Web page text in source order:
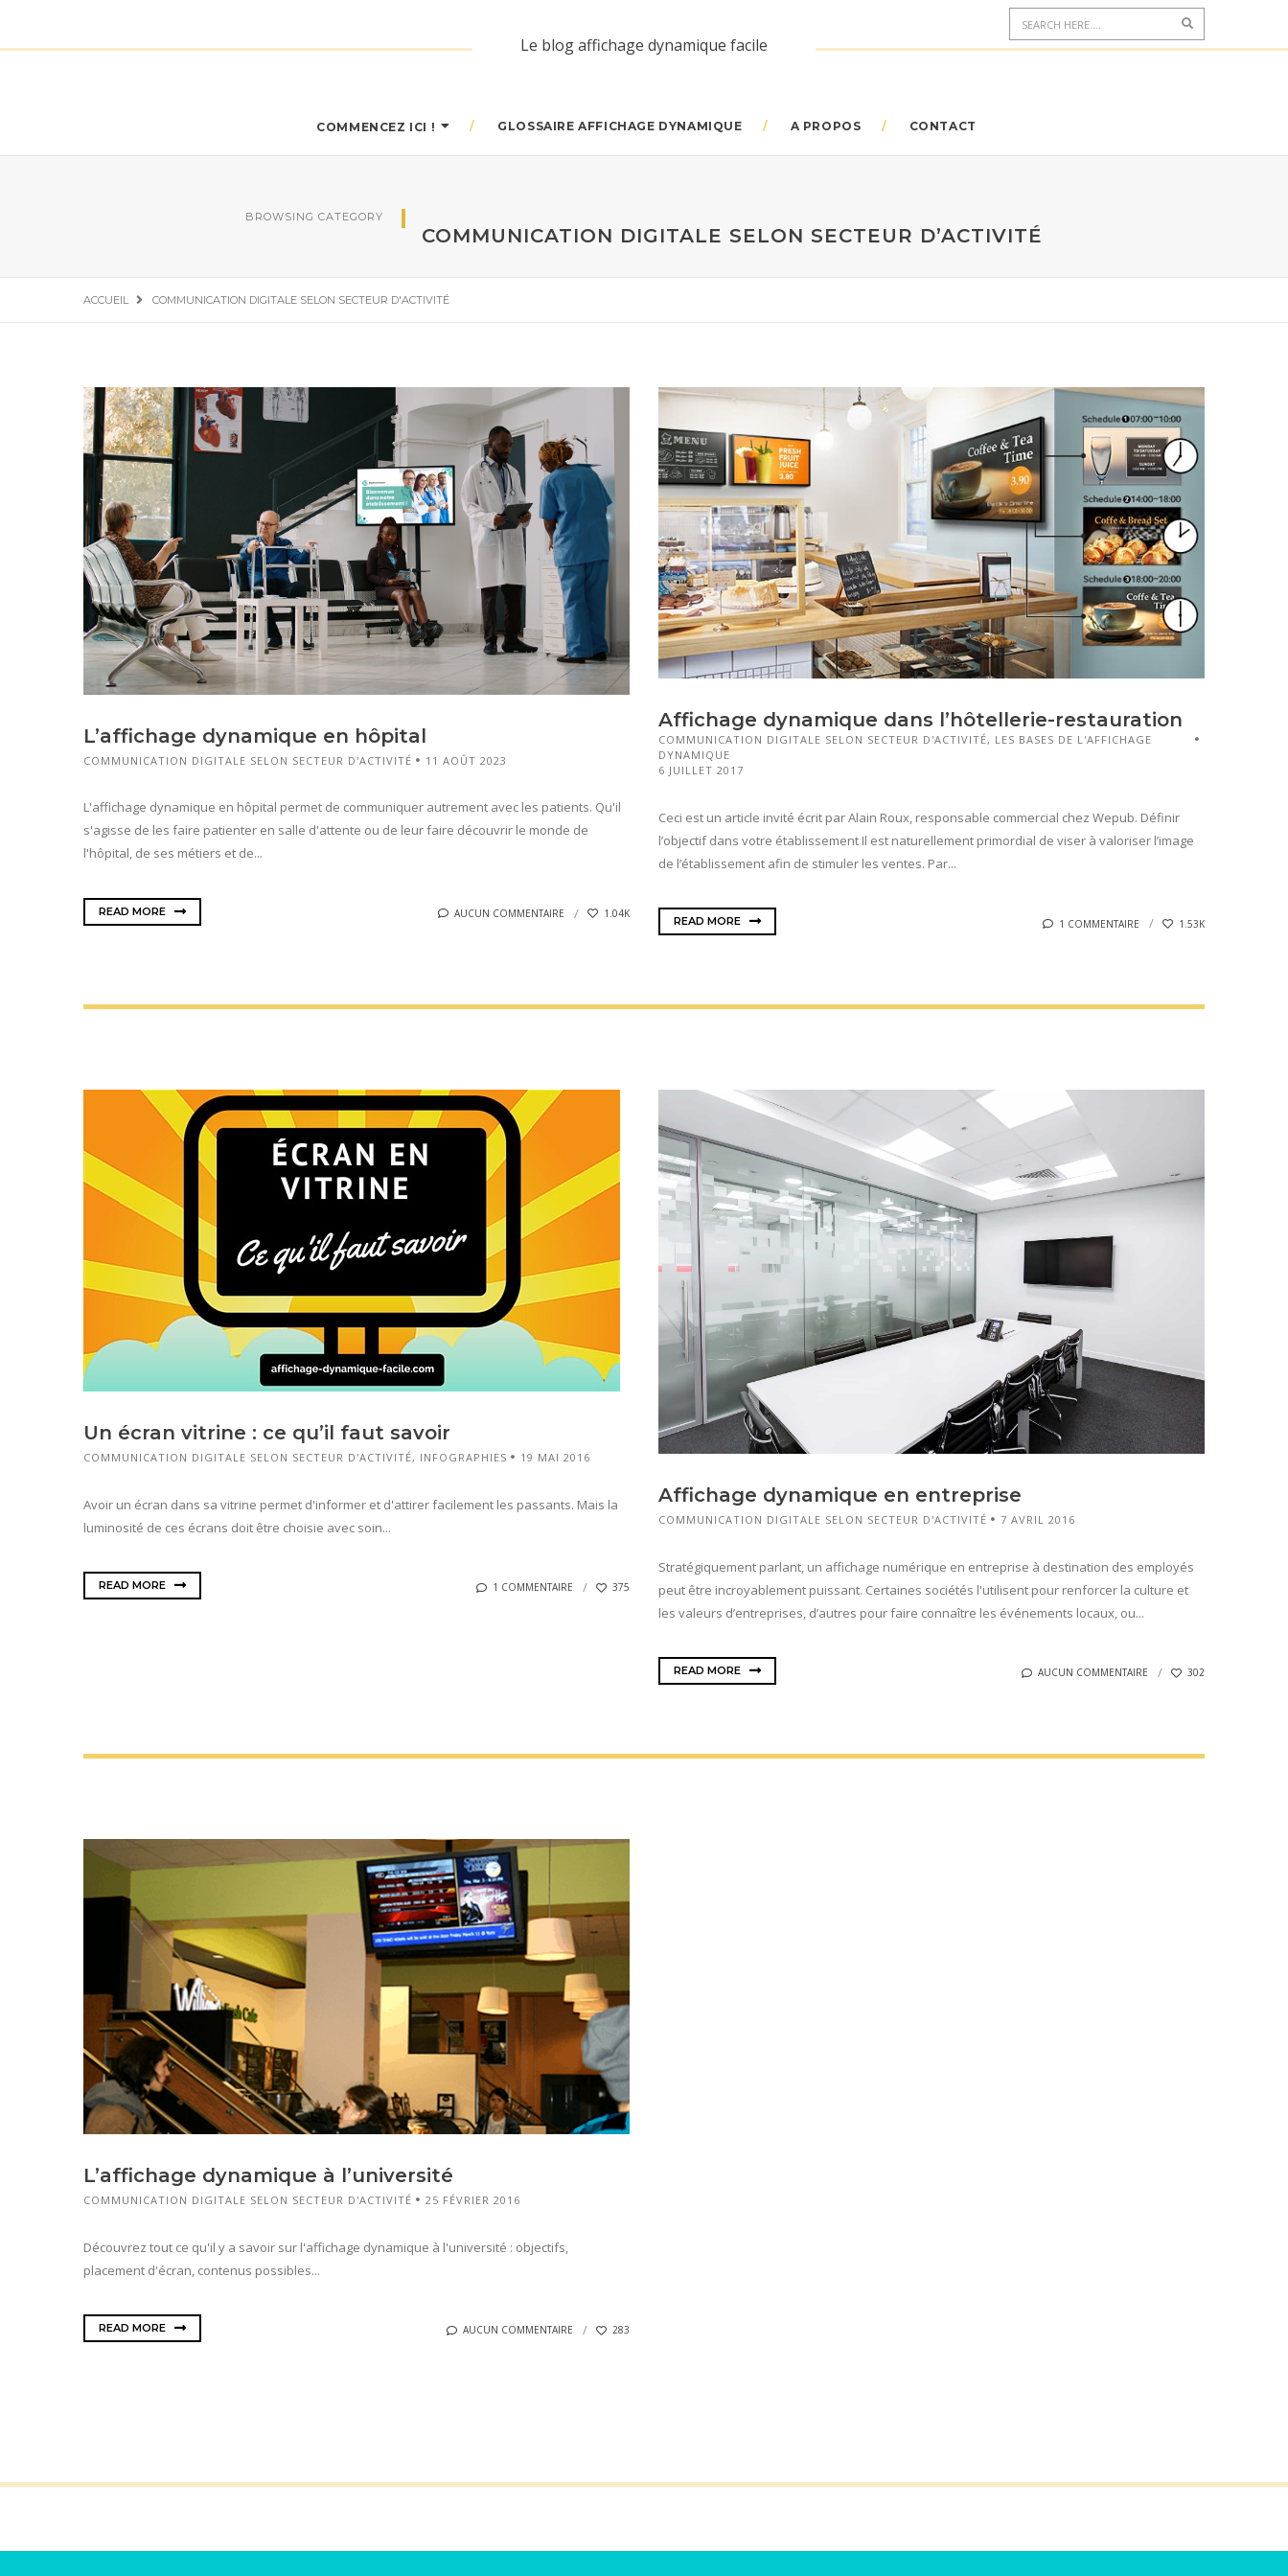
Le blog affichage dynamique facile
COMMENCEZ ICI ! GLOSSAIRE AFFICHAGE DYNAMIQUE A PROPOS CONTACT
BROWSING CATEGORY
COMMUNICATION DIGITALE SELON SECTEUR D’ACTIVITÉ
ACCUEIL COMMUNICATION DIGITALE SELON SECTEUR D'ACTIVITÉ
L’affichage dynamique en hôpital
COMMUNICATION DIGITALE SELON SECTEUR D'ACTIVITÉ 11 AOÛT 2023
L'affichage dynamique en hôpital permet de communiquer autrement avec les patients. Qu'il
s'agisse de les faire patienter en salle d'attente ou de leur faire découvrir le monde de
l'hôpital, de ses métiers et de...
READ MORE AUCUN COMMENTAIRE 1.04K
Affichage dynamique dans l’hôtellerie-restauration
COMMUNICATION DIGITALE SELON SECTEUR D'ACTIVITÉ, LES BASES DE L'AFFICHAGE
DYNAMIQUE
6 JUILLET 2017
Ceci est un article invité écrit par Alain Roux, responsable commercial chez Wepub. Définir
l’objectif dans votre établissement Il est naturellement primordial de viser à valoriser l’image
de l’établissement afin de stimuler les ventes. Par...
READ MORE 1 COMMENTAIRE 1.53K
Un écran vitrine : ce qu’il faut savoir
COMMUNICATION DIGITALE SELON SECTEUR D'ACTIVITÉ, INFOGRAPHIES 19 MAI 2016
Avoir un écran dans sa vitrine permet d'informer et d'attirer facilement les passants. Mais la
luminosité de ces écrans doit être choisie avec soin...
READ MORE 1 COMMENTAIRE 375
Affichage dynamique en entreprise
COMMUNICATION DIGITALE SELON SECTEUR D'ACTIVITÉ 7 AVRIL 2016
Stratégiquement parlant, un affichage numérique en entreprise à destination des employés
peut être incroyablement puissant. Certaines sociétés l'utilisent pour renforcer la culture et
les valeurs d’entreprises, d’autres pour faire connaître les événements locaux, ou...
READ MORE AUCUN COMMENTAIRE 302
L’affichage dynamique à l’université
COMMUNICATION DIGITALE SELON SECTEUR D'ACTIVITÉ 25 FÉVRIER 2016
Découvrez tout ce qu'il y a savoir sur l'affichage dynamique à l'université : objectifs,
placement d'écran, contenus possibles...
READ MORE AUCUN COMMENTAIRE 283